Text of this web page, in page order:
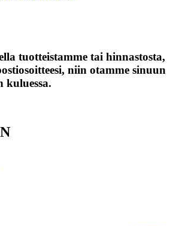
tuotteistamme tai hinnastosta,
niin otamme sinuun
kuluessa.